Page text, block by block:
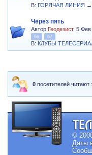
В: ГОРЯЧАЯ ЛИНИЯ
Через пять
Автор Геодезист, 5 Фев
66
67
В: КЛУБЫ
0 посетителей
©
Даты